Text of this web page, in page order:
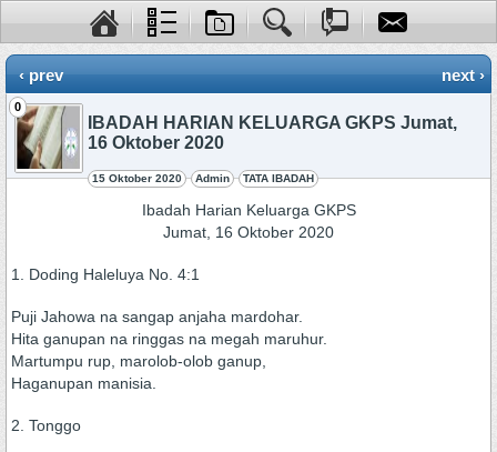
‹ prev next ›
0
IBADAH HARIAN KELUARGA GKPS Jumat,
16 Oktober 2020
15 Oktober 2020 Admin TATA IBADAH
Ibadah Harian Keluarga GKPS
Jumat, 16 Oktober 2020
1. Doding Haleluya No. 4:1
Puji Jahowa na sangap anjaha mardohar.
Hita ganupan na ringgas na megah maruhur.
Martumpu rup, marolob-olob ganup,
Haganupan manisia.
2. Tonggo